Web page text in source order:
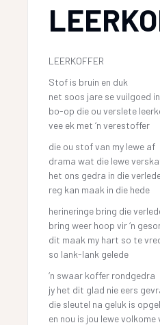
LEERKOFFER
Stof is bruin en duk
net soos jare se vuilgoed in
bo-op die ou verslete
vee ek met ‘n verestoffer
die ou stof van my lewe af
drama wat die lewe
het ons gedra in die
reg kan maak in die hede
herineringe bring die
bring weer hoop vir ‘n
dit maak my hart so te
so lank-lank gelede
‘n swaar koffer rondgedra
jy het dit glad nie eers
die sleutel na geluk is
en nou is jou lewe volkome